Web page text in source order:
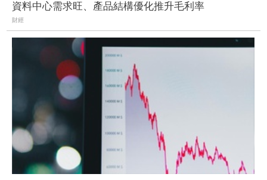
資料中心需求旺、產品結構優化推升毛利率
財經